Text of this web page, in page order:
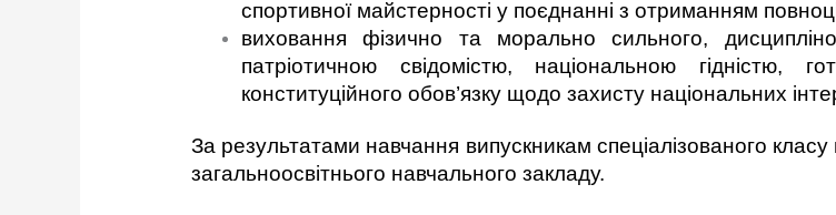
спортивної майстерності у поєднанні з отриманням
виховання фізично та морально сильного,
патріотичною свідомістю, національною гідністю,
конституційного обов’язку щодо захисту національних
За результатами навчання випускникам спеціалізованого
загальноосвітнього навчального закладу.